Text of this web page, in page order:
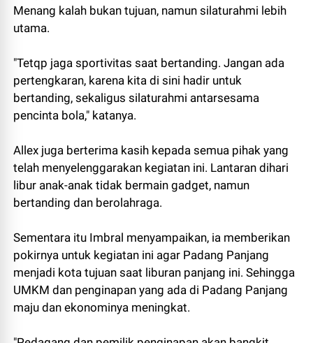
Menang kalah bukan tujuan, namun silaturahmi lebih
utama.
"Tetqp jaga sportivitas saat bertanding. Jangan ada
pertengkaran, karena kita di sini hadir untuk
bertanding, sekaligus silaturahmi antarsesama
pencinta bola," katanya.
Allex juga berterima kasih kepada semua pihak yang
telah menyelenggarakan kegiatan ini. Lantaran dihari
libur anak-anak tidak bermain gadget, namun
bertanding dan berolahraga.
Sementara itu Imbral menyampaikan, ia memberikan
pokirnya untuk kegiatan ini agar Padang Panjang
menjadi kota tujuan saat liburan panjang ini. Sehingga
UMKM dan penginapan yang ada di Padang Panjang
maju dan ekonominya meningkat.